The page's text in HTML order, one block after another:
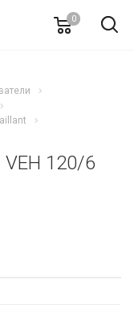
0
VEH 120/6